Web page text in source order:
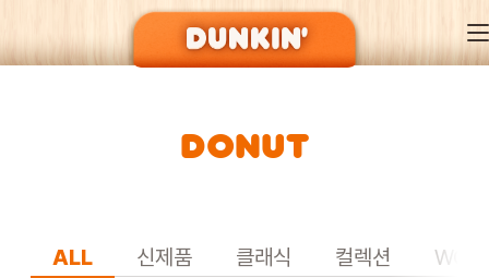
DUNKIN’ OF SEASON
DONUT
ALL 신제품 클래식 컬렉션